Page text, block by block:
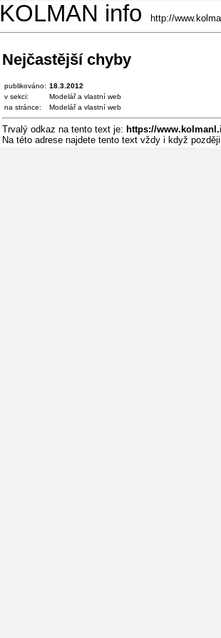
KOLMAN info http://
Nejčastější chyby
publikováno: 18.3.2012
v sekci:
Modelář a vlastní web
na stránce:
Modelář a vlastní web
Trvalý odkaz na tento text je: https://
Na této adrese najdete tento text vždy i když